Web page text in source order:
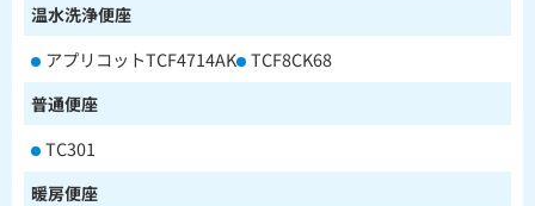
温水洗浄便座
アプリコットTCF4714AK TCF8CK68
普通便座
TC301
暖房便座